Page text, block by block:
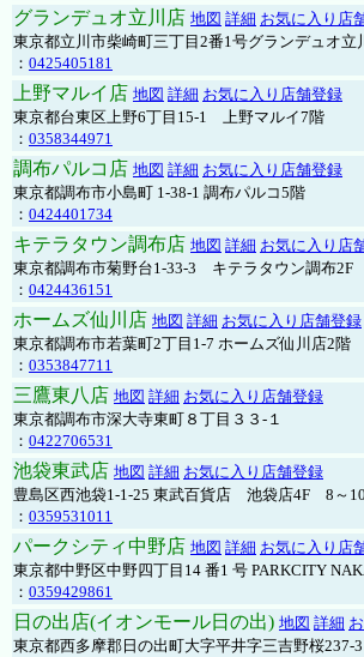
グランデュオ立川店 地図 詳細 お気に入り店
東京都立川市柴崎町三丁目2番1号グランデュオ立
： 0425405181
上野マルイ店 地図 詳細 お気に入り店舗登録
東京都台東区上野6丁目15-1 上野マルイ7階
： 0358344971
調布パルコ店 地図 詳細 お気に入り店舗登録
東京都調布市小島町 1-38-1 調布パルコ5階
： 0424401734
キテラタウン調布店 地図 詳細 お気に入り店
東京都調布市菊野台1-33-3 キテラタウン調布2F
： 0424436151
ホームズ仙川店 地図 詳細 お気に入り店舗登録
東京都調布市若葉町2丁目1-7 ホームズ仙川店2階
： 0353847711
三鷹東八店 地図 詳細 お気に入り店舗登録
東京都調布市深大寺東町８丁目３３-１
： 0422706531
池袋東武店 地図 詳細 お気に入り店舗登録
豊島区西池袋1-1-25 東武百貨店 池袋店4F 8～
： 0359531011
パークシティ中野店 地図 詳細 お気に入り店
東京都中野区中野四丁目14 番1 号 PARKCITY
： 0359429861
日の出店(イオンモール日の出) 地図 詳細
東京都西多摩郡日の出町大字平井字三吉野桜237-3